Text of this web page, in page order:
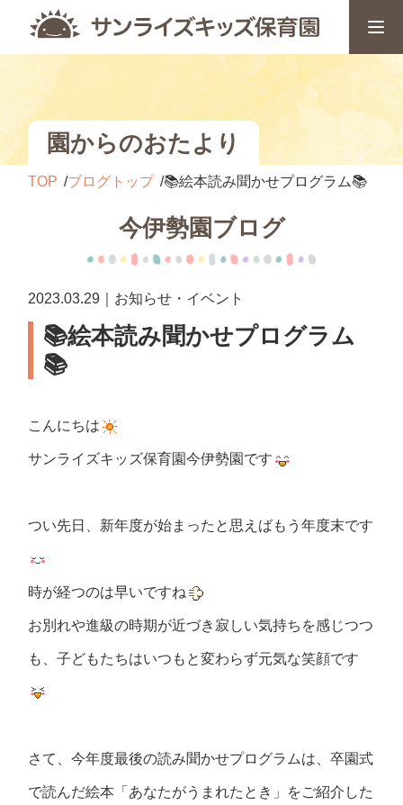
園からのおたより
TOP ブログトップ 📚絵本読み聞かせプログラム📚
今伊勢園ブログ
2023.03.29｜お知らせ・イベント
📚絵本読み聞かせプログラム
📚
こんにちは
サンライズキッズ保育園今伊勢園です
つい先日、新年度が始まったと思えばもう年度末です
時が経つのは早いですね
お別れや進級の時期が近づき寂しい気持ちを感じつつ
も、子どもたちはいつもと変わらず元気な笑顔です
さて、今年度最後の読み聞かせプログラムは、卒園式
で読んだ絵本「あなたがうまれたとき」をご紹介した